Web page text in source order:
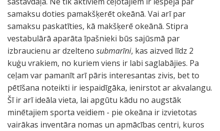
samaksu doties pamakšķerēt okeānā. Vai arī par
samaksu paskatīties, kā makšķerē okeānā. Stipra
vestabulārā aparāta īpašnieki būs sajūsmā par
izbraucienu ar dzelteno submarīni, kas aizved līdz 2
kuģu vrakiem, no kuriem viens ir labi saglabājies. Pa
ceļam var pamanīt arī pāris interesantas zivis, bet to
pētīšana noteikti ir iespaidīgāka, ienirstot ar akvalangu.
Šī ir arī ideāla vieta, lai apgūtu kādu no augstāk
minētajiem sporta veidiem - pie okeāna ir izvietotas
vairākas inventāra nomas un apmācības centri, kuros